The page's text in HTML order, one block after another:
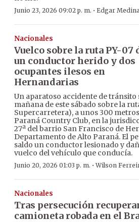
Junio 23, 2026 09:02 p. m. · Edgar Medina
Nacionales
Vuelco sobre la ruta PY-07
un conductor herido y dos
ocupantes ilesos en
Hernandarias
Un aparatoso accidente de tránsito
mañana de este sábado sobre la
Supercarretera), a unos 300
Paraná Country Club, en la
27ª del barrio San Francisco de
Departamento de Alto Paraná. El
saldo un conductor lesionado y
vuelco del vehículo que conducía.
Junio 20, 2026 01:03 p. m. ·Wilson
Nacionales
Tras persecución
camioneta robada en el